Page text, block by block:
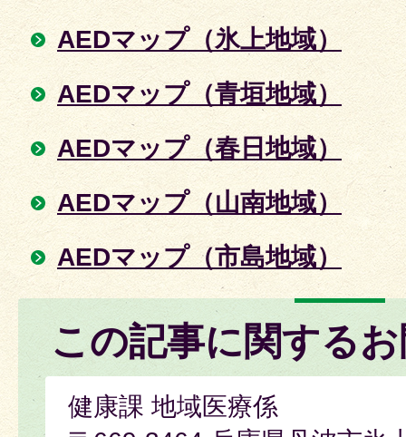
AEDマップ（氷上地域）
AEDマップ（青垣地域）
AEDマップ（春日地域）
AEDマップ（山南地域）
AEDマップ（市島地域）
この記事に関する
健康課 地域医療係